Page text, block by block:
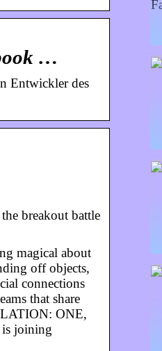
…
Entwickler des
breakout battle
magical about
off objects,
connections
that share
ONE,
is joining